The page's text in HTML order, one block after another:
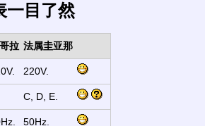
一目了然
拉 法属圭亚那
220V.
C, D, E.
50Hz.